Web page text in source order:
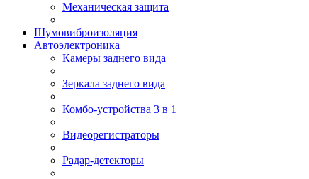
Механическая защита
Шумовиброизоляция
Автоэлектроника
Камеры заднего вида
Зеркала заднего вида
Комбо-устройства 3 в 1
Видеорегистраторы
Радар-детекторы